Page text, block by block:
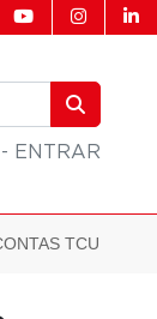
ENTRAR
TCU